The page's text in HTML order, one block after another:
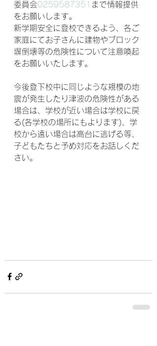
委員会0259587351 まで情報提供
をお願いします。⁡
新学期安全に登校できるよう、各ご
家庭にてお子さんに建物やブロック
塀倒壊等の危険性について注意喚起
をお願いいたします。⁡
今後登下校中に同じような規模の地
震が発生したり津波の危険性がある
場合は、学校が近い場合は学校に戻
る(各学校の場所にもよります)、学
校から遠い場合は高台に逃げる等、
子どもたちと予め対応をお話しくだ
さい。